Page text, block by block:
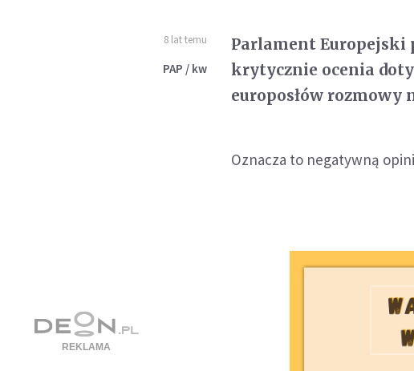
8 lat temu
PAP / kw
Parlament Europejski
krytycznie ocenia
europosłów rozmowy
Oznacza to negatywną